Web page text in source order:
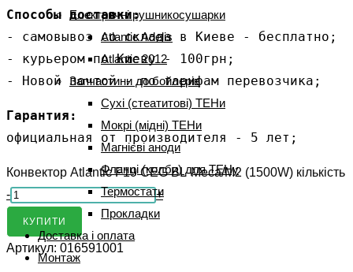
Електричні рушникосушарки
Atlantic Adelis
Atlantic 2012
Запчастини до бойлерів
Сухі (стеатитові) ТЕНи
Мокрі (мідні) ТЕНи
Магнієві аноди
Фланці (колби) для ТЕНу
Термостати
Прокладки
Доставка і оплата
Монтаж
Способы доставки:
- самовывоз со склада в Киеве - бесплатно;
- курьером по Киеву - 100грн;
- Новой почтой - по тарифам перевозчика;
Гарантия:
официальная от производителя - 5 лет;
Конвектор Atlantic F19 CEG BL-Meca/M2 (1500W) кількість
-
+
КУПИТИ
Артикул: 016591001